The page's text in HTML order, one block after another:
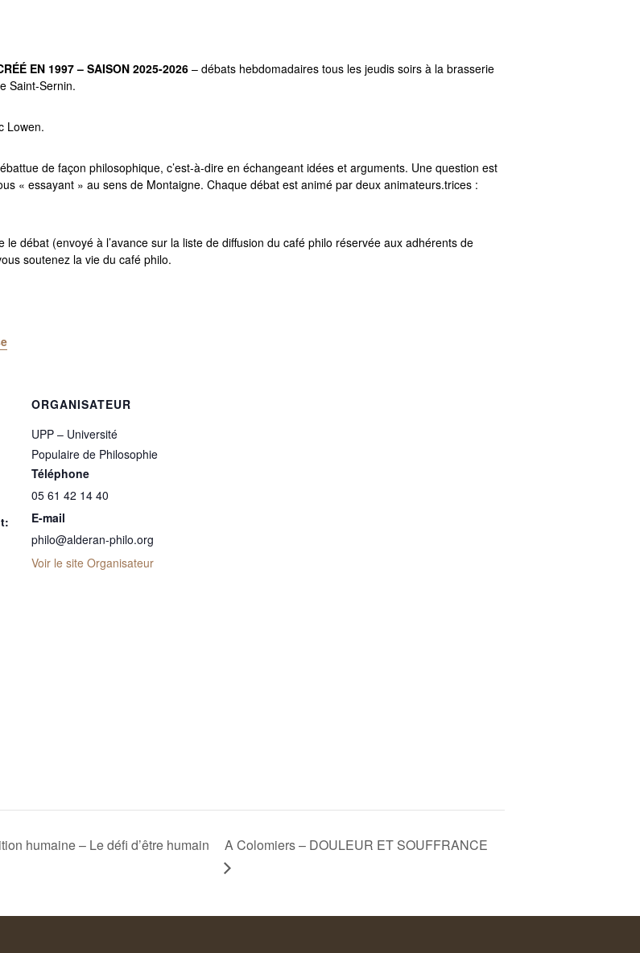
EN 1997 – SAISON 2025-2026– débats hebdomadaires tous les jeudis soirs à la brasserie
Saint-Sernin.
Lowen.
de façon philosophique, c’est-à-dire en échangeant idées et arguments. Une question est
« essayant » au sens de Montaigne. Chaque débat est animé par deux animateurs.trices :
débat (envoyé à l’avance sur la liste de diffusion du café philo réservée aux adhérents de
soutenez la vie du café philo.
ORGANISATEUR
UPP – Université
Populaire de Philosophie
Téléphone
05 61 42 14 40
E-mail
philo@alderan-philo.org
Voir le site Organisateur
humaine – Le défi d’être humain A Colomiers – DOULEUR ET SOUFFRANCE